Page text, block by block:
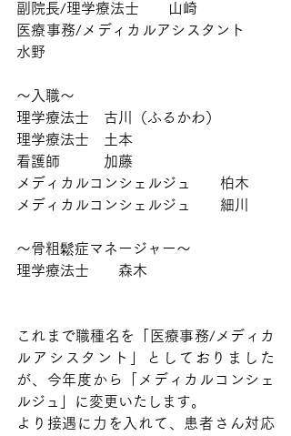
副院長/理学療法士　　山崎
医療事務/メディカルアシスタント
水野
〜入職〜
理学療法士　古川（ふるかわ）
理学療法士　土本
看護師　　　加藤
メディカルコンシェルジュ　　柏木
メディカルコンシェルジュ　　細川
〜骨粗鬆症マネージャー〜
理学療法士　　森木
これまで職種名を「医療事務/メディカ
ルアシスタント」としておりました
が、今年度から「メディカルコンシェ
ルジュ」に変更いたします。
より接遇に力を入れて、患者さん対応